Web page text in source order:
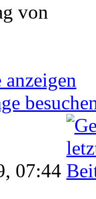
von
07:44